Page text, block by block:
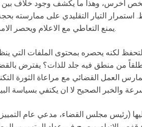
وهذا ما يكشف وجود خلاف بين
استمرار التيار التقليدي على ممارسته
يمنع التعاطي مع الاعلام ويحصر الامر بما يصدره هو لوسائل الاعلام.
لكنه يحصره بمحتوى الملفات التي
من منطق فيه جلد للذات؟ يفترض
العمل القضائي مع مراعاة الثورة
(رئيس مجلس القضاء، مدعي عام